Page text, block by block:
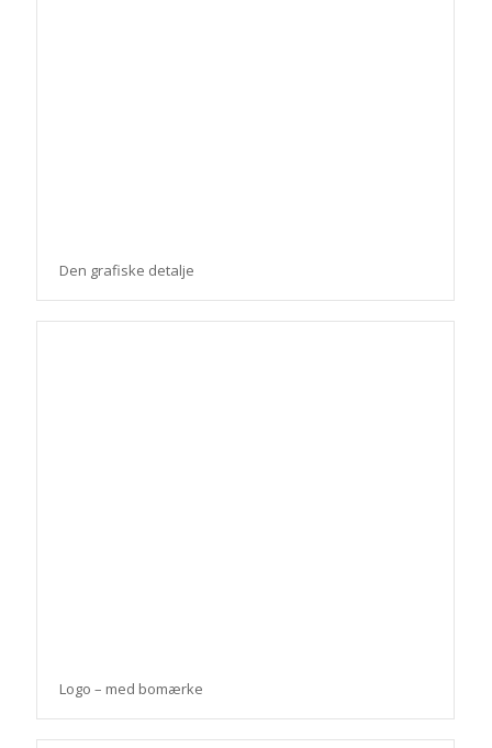
Den grafiske detalje
Logo – med bomærke